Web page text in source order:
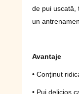
de pui uscată,
un
Avantaje
• Conținut
• Pui delicios